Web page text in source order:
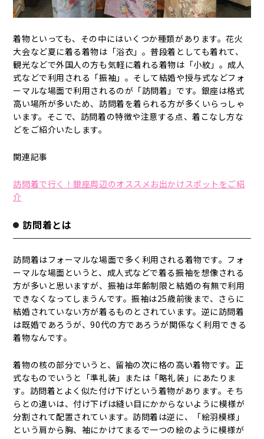
着物といっても、その中にはいくつか種類があります。花火
大会など夏に着る着物は「浴衣」。普段着としても着れて、
観光などで外国人の方も気軽に着れる着物は「小紋」。成人
式などで利用される「振袖」。そして結婚や授与式などフォ
ーマルな場面で利用されるのが「訪問着」です。銀座は格式
高い場所が多いため、訪問着を着られる方が多くいらっしゃ
います。そこで、訪問着の特徴や注意する点、着こなし方な
どをご紹介いたします。
関連記事
訪問着で行く！銀座周辺のオススメお出かけスポットをご紹
介
訪問着とは
訪問着はフォーマルな場面で多く利用される着物です。フォ
ーマルな場面というと、成人式などで着る振袖を想像される
方が多いと思いますが、振袖は年齢制限と結婚の有無で利用
できなくなってしまうんです。振袖は25歳前後まで、さらに
結婚されていない方が着るものとされています。逆に訪問着
は既婚であろうが、90代の方であろうが関係なく利用できる
着物なんです。
着物の核の部分でいうと、留袖の次に格の高い着物です。正
式なものでいうと「準礼装」または「略礼装」にあたりま
す。訪問着とよく似た付け下げという着物があります。そち
らとの違いは、付け下げは縫い目にかからないように模様が
分割されて配置されています。訪問着は逆に、「絵羽模様」
という肩から胸、袖にかけてまるで一つの絵のように模様が